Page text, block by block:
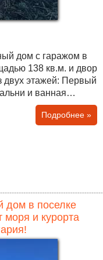
дом с гаражом в
138 кв.м. и двор
Первый
видом. Дом
и готов к
Все
Подробнее »
дом в поселке
моря и курорта